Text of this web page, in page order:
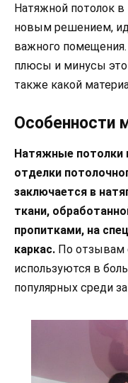
Натяжной потолок в
новым решением,
важного
плюсы и минусы
также какой
Особенности
Натяжные потолки
отделки
заключается в
ткани,
пропитками, на
каркас. По отзывам
используются в
популярных среди